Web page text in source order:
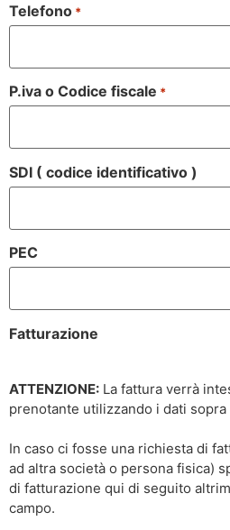
Telefono *
P.iva o Codice fiscale *
SDI ( codice identificativo )
PEC
Fatturazione
ATTENZIONE: La fattura verrà
prenotante utilizzando i dati
In caso ci fosse una richiesta di
ad altra società o persona fisica)
di fatturazione qui di seguito
campo.